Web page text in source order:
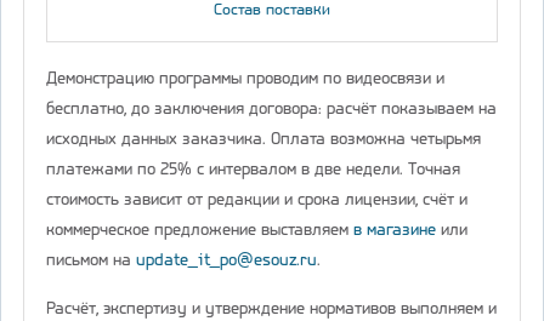
Состав поставки
Демонстрацию программы проводим по видеосвязи и
бесплатно, до заключения договора: расчёт показываем на
исходных данных заказчика. Оплата возможна четырьмя
платежами по 25% с интервалом в две недели. Точная
стоимость зависит от редакции и срока лицензии, счёт и
коммерческое предложение выставляем в магазине или
письмом на update_it_po@esouz.ru.
Расчёт, экспертизу и утверждение нормативов выполняем и